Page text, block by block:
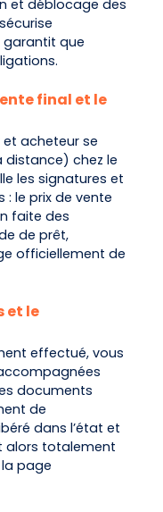
et déblocage des
que
final et le
et acheteur se
distance) chez le
les signatures et
le prix de vente
faite des
de prêt,
officiellement de
et le
effectué, vous
documents
de
dans l’état et
alors totalement
page